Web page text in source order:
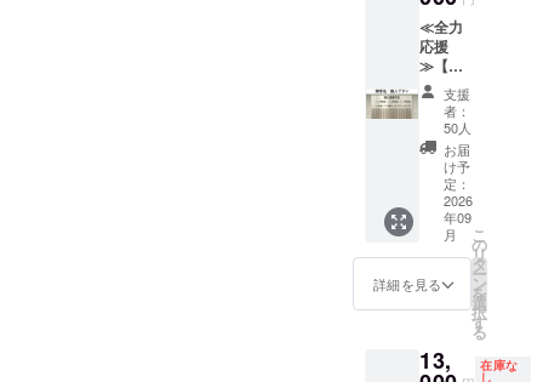
原材
料、主
原料の
原産
地
コー
ヒー豆
（ブラ
ジル・
コロン
ビア
他） ・
添加物
アレル
ギー表
し ③豊
田スタ
及び当
日にお
部屋か
らご注
文が可
能で
す。 ・
主催者
様から
発表の
ある観
戦マ
くださ
い。 ・
転売等
セージ
に限ら
せてい
ただき
ます
（法
人、自
治体、
または
実在す
る団体
（競技
NPO
等）等
標等は
と白基
調から
お選び
くださ
い。 ※
推奨３
段30文
字以
内。文
字数に
よって
は文字
が小さ
くなる
掲出内
日〜桜
がなく
なるま
で 掲出
方法：
桜の木
のすぐ
そばに
立札に
文字の
み。立
札サイ
ズ200㎜
×120㎜
内 デザ
と白基
≪全力
応援
≫【御
芳名・
個人プ
ラン】
①クラ
ブハウ
ス正面
に御芳
名させ
ていた
だきま
す。 掲
出期
9月1
日〜ス
支援
者：
50人
お届
け予
定：
2026
年09
月
詳細を見る
こ
の
リ
タ
ー
ン
を
選
択
す
る
13, 在庫な
し